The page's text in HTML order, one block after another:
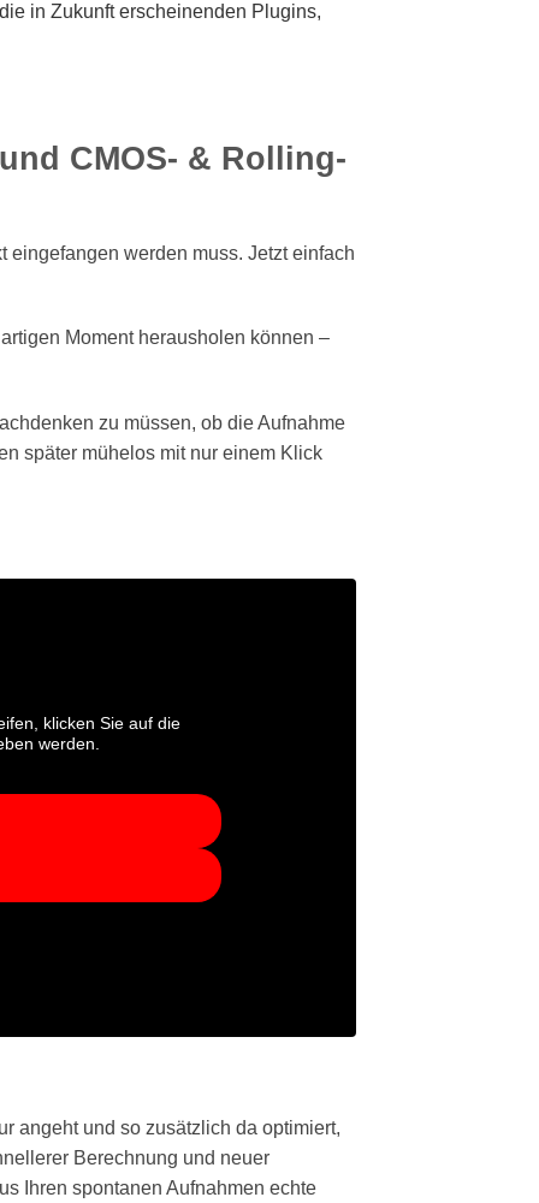
in Zukunft erscheinenden Plugins,
CMOS- & Rolling-
werden muss. Jetzt einfach
Moment herausholen können –
zu müssen, ob die Aufnahme
später mühelos mit nur einem Klick
klicken Sie auf die
werden.
angeht und so zusätzlich da optimiert,
Berechnung und neuer
Ihren spontanen Aufnahmen echte